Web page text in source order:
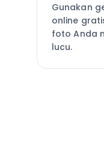
Gunakan
online
foto Anda
lucu.